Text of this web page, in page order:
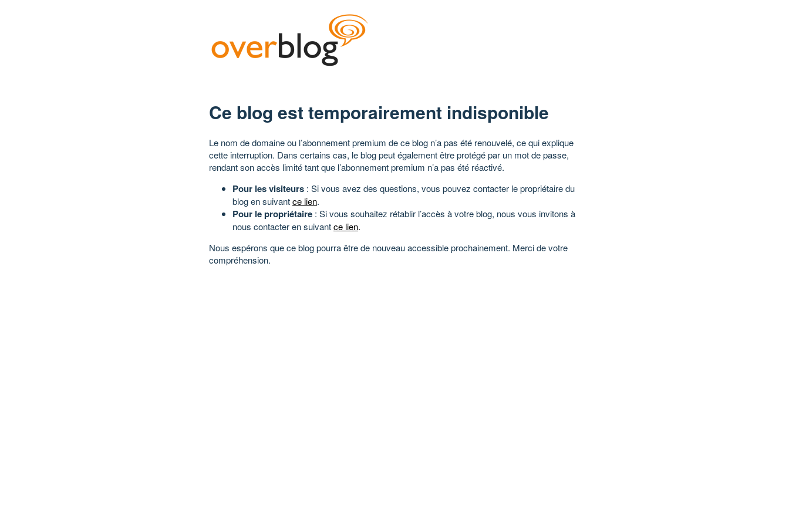
Ce blog est temporairement indisponible
Le nom de domaine ou l’abonnement premium de ce blog n’a pas été renouvelé, ce qui explique
cette interruption. Dans certains cas, le blog peut également être protégé par un mot de passe,
rendant son accès limité tant que l’abonnement premium n’a pas été réactivé.
Pour les visiteurs : Si vous avez des questions, vous pouvez contacter le propriétaire du
blog en suivantce lien.
Pour le propriétaire : Si vous souhaitez rétablir l’accès à votre blog, nous vous invitons à
nous contacter en suivantce lien.
Nous espérons que ce blog pourra être de nouveau accessible prochainement. Merci de votre
compréhension.